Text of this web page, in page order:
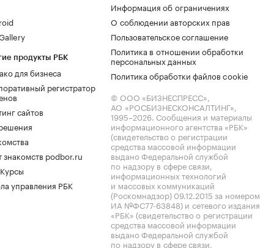
продукты РБК
для бизнеса
регистратор
сайтов
знакомств podbor.ru
управления РБК
Информация об ограничениях
О соблюдении авторских прав
Пользовательское соглашение
Политика в отношении обработки
персональных данных
Политика обработки файлов cookie
© ООО «БИЗНЕСПРЕСС»,
АО «РОСБИЗНЕСКОНСАЛТИНГ»,
1995–2026. Сообщения и материалы
информационного агентства «РБК»
(свидетельство о регистрации
средства массовой информации
выдано Федеральной службой
по надзору в сфере связи,
информационных технологий
и массовых коммуникаций
(Роскомнадзор) 09.12.2015 за номером
ИА №ФС77-63848) и сетевого издания
«РБК» (свидетельство о регистрации
средства массовой информации
выдано Федеральной службой
по надзору в сфере связи,